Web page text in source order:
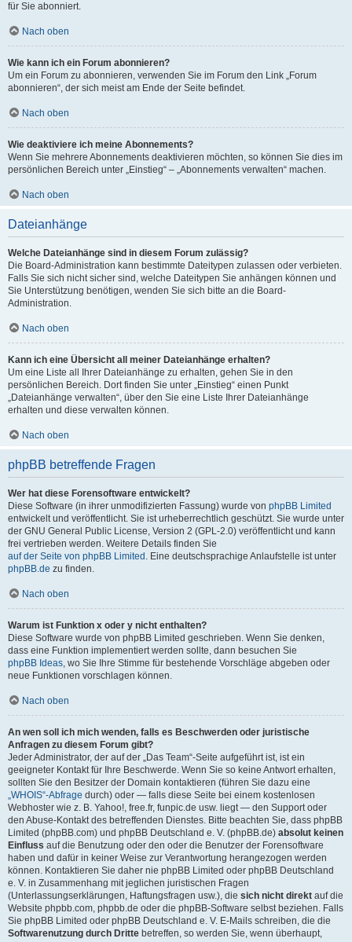
für Sie abonniert.
Nach oben
Wie kann ich ein Forum abonnieren?
Um ein Forum zu abonnieren, verwenden Sie im Forum den Link „Forum
abonnieren“, der sich meist am Ende der Seite befindet.
Nach oben
Wie deaktiviere ich meine Abonnements?
Wenn Sie mehrere Abonnements deaktivieren möchten, so können Sie dies im
persönlichen Bereich unter „Einstieg“ – „Abonnements verwalten“ machen.
Nach oben
Dateianhänge
Welche Dateianhänge sind in diesem Forum zulässig?
Die Board-Administration kann bestimmte Dateitypen zulassen oder verbieten.
Falls Sie sich nicht sicher sind, welche Dateitypen Sie anhängen können und
Sie Unterstützung benötigen, wenden Sie sich bitte an die Board-
Administration.
Nach oben
Kann ich eine Übersicht all meiner Dateianhänge erhalten?
Um eine Liste all Ihrer Dateianhänge zu erhalten, gehen Sie in den
persönlichen Bereich. Dort finden Sie unter „Einstieg“ einen Punkt
„Dateianhänge verwalten“, über den Sie eine Liste Ihrer Dateianhänge
erhalten und diese verwalten können.
Nach oben
phpBB betreffende Fragen
Wer hat diese Forensoftware entwickelt?
Diese Software (in ihrer unmodifizierten Fassung) wurde von phpBB Limited
entwickelt und veröffentlicht. Sie ist urheberrechtlich geschützt. Sie wurde unter
der GNU General Public License, Version 2 (GPL-2.0) veröffentlicht und kann
frei vertrieben werden. Weitere Details finden Sie
auf der Seite von phpBB Limited . Eine deutschsprachige Anlaufstelle ist unter
phpBB.de zu finden.
Nach oben
Warum ist Funktion x oder y nicht enthalten?
Diese Software wurde von phpBB Limited geschrieben. Wenn Sie denken,
dass eine Funktion implementiert werden sollte, dann besuchen Sie
phpBB Ideas, wo Sie Ihre Stimme für bestehende Vorschläge abgeben oder
neue Funktionen vorschlagen können.
Nach oben
An wen soll ich mich wenden, falls es Beschwerden oder juristische
Anfragen zu diesem Forum gibt?
Jeder Administrator, der auf der „Das Team“-Seite aufgeführt ist, ist ein
geeigneter Kontakt für Ihre Beschwerde. Wenn Sie so keine Antwort erhalten,
sollten Sie den Besitzer der Domain kontaktieren (führen Sie dazu eine
„WHOIS“-Abfrage durch) oder — falls diese Seite bei einem kostenlosen
Webhoster wie z. B. Yahoo!, free.fr, funpic.de usw. liegt — den Support oder
den Abuse-Kontakt des betreffenden Dienstes. Bitte beachten Sie, dass phpBB
Limited (phpBB.com) und phpBB Deutschland e. V. (phpBB.de) absolut keinen
Einfluss auf die Benutzung oder den oder die Benutzer der Forensoftware
haben und dafür in keiner Weise zur Verantwortung herangezogen werden
können. Kontaktieren Sie daher nie phpBB Limited oder phpBB Deutschland
e. V. in Zusammenhang mit jeglichen juristischen Fragen
(Unterlassungserklärungen, Haftungsfragen usw.), die sich nicht direkt auf die
Website phpbb.com, phpbb.de oder die phpBB-Software selbst beziehen. Falls
Sie phpBB Limited oder phpBB Deutschland e. V. E-Mails schreiben, die die
Softwarenutzung durch Dritte betreffen, so werden Sie, wenn überhaupt,